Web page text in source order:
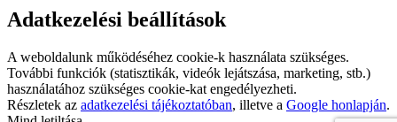
Adatkezelési beállítások
A weboldalunk működéséhez cookie-k használata szükséges.
További funkciók (statisztikák, videók lejátszása, marketing, stb.)
használatához szükséges cookie-kat engedélyezheti.
Részletek az adatkezelési tájékoztatóban, illetve a Google honlapján.